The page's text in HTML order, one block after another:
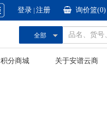
登录 注册 询价篮(0)
全部
积分商城 关于安谱云商